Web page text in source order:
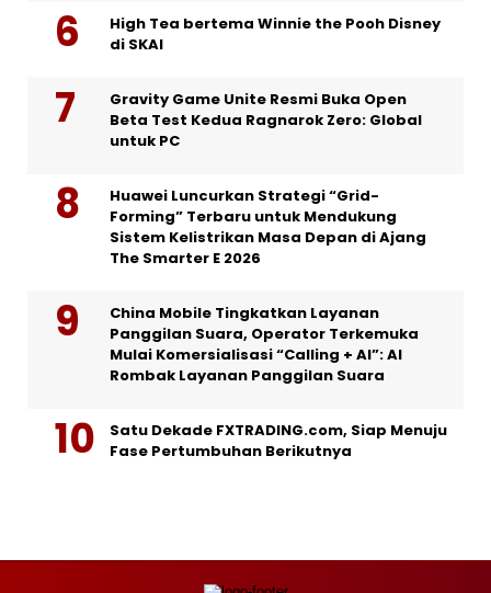
High Tea bertema Winnie the Pooh Disney
di SKAI
Gravity Game Unite Resmi Buka Open
Beta Test Kedua Ragnarok Zero: Global
untuk PC
Huawei Luncurkan Strategi “Grid-
Forming” Terbaru untuk Mendukung
Sistem Kelistrikan Masa Depan di Ajang
The Smarter E 2026
China Mobile Tingkatkan Layanan
Panggilan Suara, Operator Terkemuka
Mulai Komersialisasi “Calling + AI”: AI
Rombak Layanan Panggilan Suara
Satu Dekade FXTRADING.com, Siap Menuju
Fase Pertumbuhan Berikutnya